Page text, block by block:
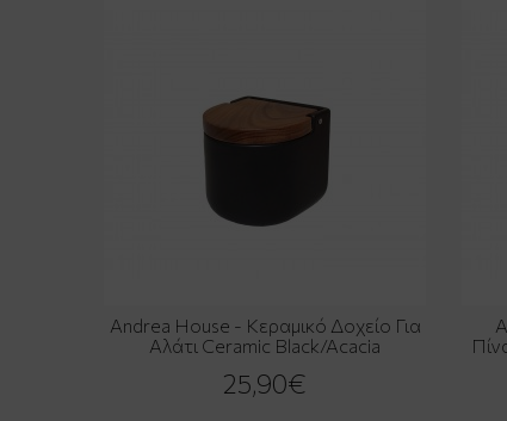
Andrea House - Κεραμικό Δοχείο Για
Αλάτι Ceramic Black/Acacia
25,90€